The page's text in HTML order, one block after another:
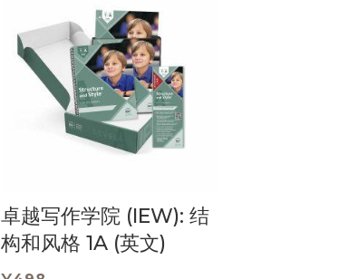
卓越写作学院 (IEW): 结
构和风格 1A (英文)